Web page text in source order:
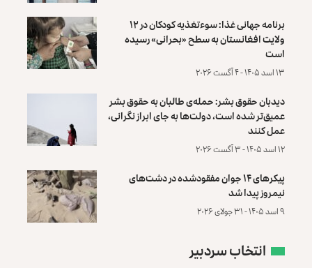
برنامه جهانی غذا: سوءتغذیه کودکان در ۱۲
ولایت افغانستان به سطح «بحرانی» رسیده
است
۱۳ اسد ۱۴۰۵ - ۴ آگست ۲۰۲۶
دیدبان حقوق بشر: حمله‌ی طالبان به حقوق بشر
عمیق‌تر شده است، دولت‌ها به جای ابراز نگرانی،
عمل کنند
۱۲ اسد ۱۴۰۵ - ۳ آگست ۲۰۲۶
پیکرهای ۱۴ جوان مفقودشده در دشت‌های
نیمروز پیدا شد
۹ اسد ۱۴۰۵ - ۳۱ جولای ۲۰۲۶
انتخاب سردبیر